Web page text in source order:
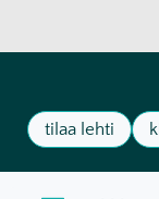
tilaa lehti